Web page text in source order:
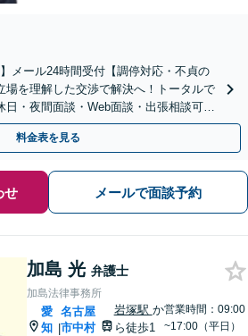
メール24時間受付【調停対応・不貞の
場を理解した交渉で解決へ！トータルで
日・夜間面談・Web面談・出張相談可】
駅5分／岡崎周辺も対応】
料金表を見る
せ メールで面談予約
加島 光 弁護士
加島法律事務所
愛
知 |
名古屋
市中村
岩塚駅 か
ら徒歩1
営業時間：09:00
~17:00（平日）